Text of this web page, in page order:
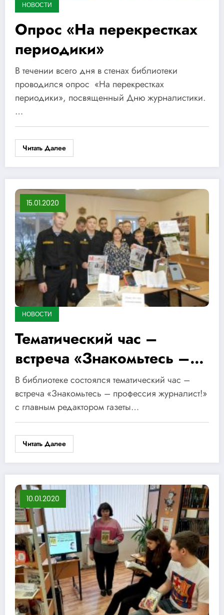
НОВОСТИ
Опрос «На перекрестках
периодики»
В течении всего дня в стенах библиотеки
проводился опрос «На перекрестках
периодики», посвященный Дню журналистики.
…
Читать Далее
15.01.2020
НОВОСТИ
Тематический час –
встреча «Знакомьтесь –
профессия журналист!»
В библиотеке состоялся тематический час –
встреча «Знакомьтесь – профессия журналист!»
с главным редактором газеты…
Читать Далее
10.01.2020